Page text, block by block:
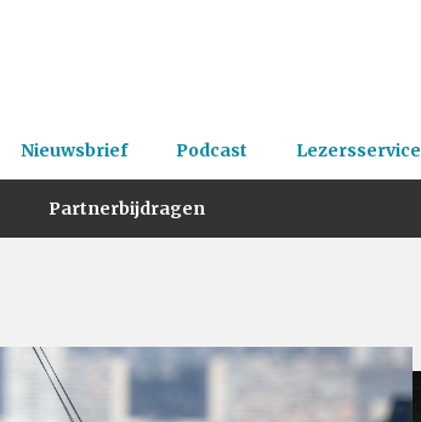
Nieuwsbrief Podcast Lezersservice
Partnerbijdragen